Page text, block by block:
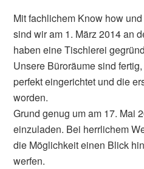
Mit fachlichem Know how
sind wir am 1. März 2014 an
haben eine Tischlerei
Unsere Büroräume sind
perfekt eingerichtet und die
worden.
Grund genug um am 17. Mai
einzuladen. Bei herrlichem
die Möglichkeit einen Blick
werfen.